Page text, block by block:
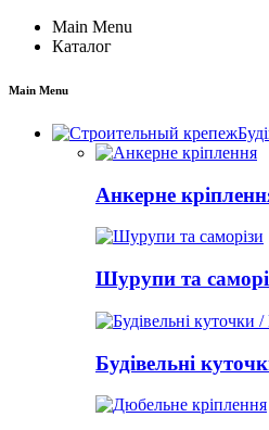
Main Menu
Каталог
Main Menu
Анкерне
Шурупи та
Будівельні